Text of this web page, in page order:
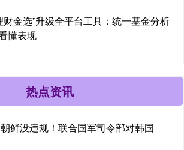
财金选”升级全平台工具：统一基金分析
懂表现
热点资讯
鲜没违规！联合国军司令部对韩国